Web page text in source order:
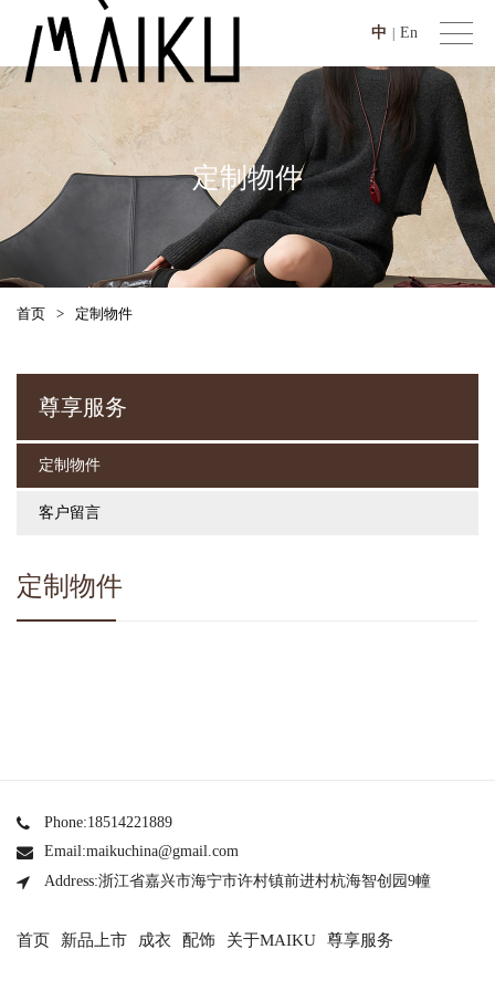
中 | En
定制物件
首页 > 定制物件
尊享服务
定制物件
客户留言
定制物件
Phone:18514221889
Email:maikuchina@gmail.com
Address:浙江省嘉兴市海宁市许村镇前进村杭海智创园9幢
首页 新品上市 成衣 配饰 关于MAIKU 尊享服务